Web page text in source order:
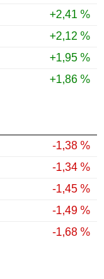
+2,41 %
+2,12 %
+1,95 %
+1,86 %
-1,38 %
-1,34 %
-1,45 %
-1,49 %
-1,68 %